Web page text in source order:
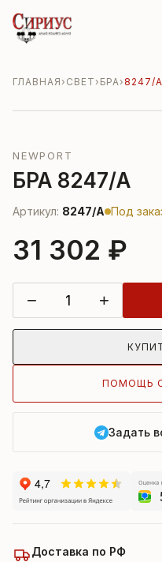
ГЛАВНАЯ› СВЕТ› БРА› 8247/A
NEWPORT
БРА 8247/A
Артикул: 8247/A Под
31 302 ₽
− +
ПОМОЩЬ
Задать
Доставка по РФ